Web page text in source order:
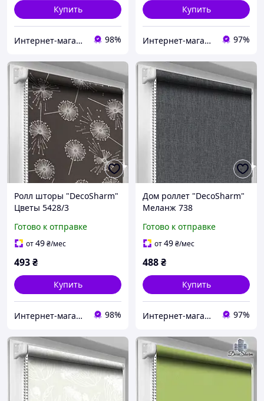
Купить
Интернет-магазин Уют 98%
Купить
Интернет-магазин «Марко» 97%
Ролл шторы "DecoSharm"
Цветы 5428/3
Готово к отправке
от49₴/мес
493₴
Купить
Интернет-магазин Уют 98%
Дом роллет "DecoSharm"
Меланж 738
Готово к отправке
от49₴/мес
488₴
Купить
Интернет-магазин «Марко» 97%